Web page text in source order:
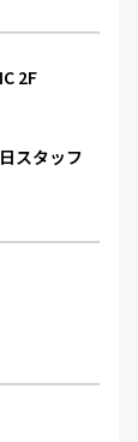
2F
スタッフ